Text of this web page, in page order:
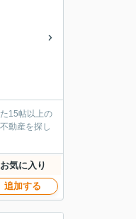
15帖以上の
動産を探し
お気に入り
追加する